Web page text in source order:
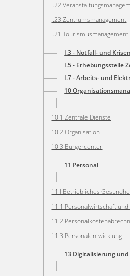
I.22
I.23 Zentrumsmanagement
I.21 Tourismusmanagement
I.3 - Notfall- und
I.5 - Erhebungsstelle
I.7 - Arbeits- und
10
10.1 Zentrale Dienste
10.2 Organisation
10.3 Bürgercenter
11 Personal
11.I Betriebliches
11.1 Personalwirtschaft
11.2
11.3 Personalentwicklung
13 Digitalisierung